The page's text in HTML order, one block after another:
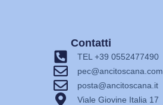
Contatti
TEL +39 0552477490
pec@ancitoscana.com
posta@ancitoscana.it
Viale Giovine Italia 17